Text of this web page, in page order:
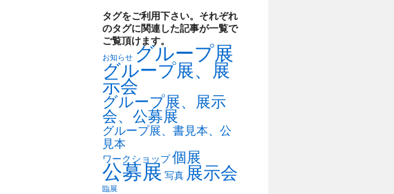
タグをご利用下さい。それぞれ
のタグに関連した記事が一覧で
ご覧頂けます。
お知らせ グループ展
グループ展、展
示会
グループ展、展示
会、公募展
グループ展、書見本、公
見本
ワークショップ個展
公募展 写真 展示会
臨展